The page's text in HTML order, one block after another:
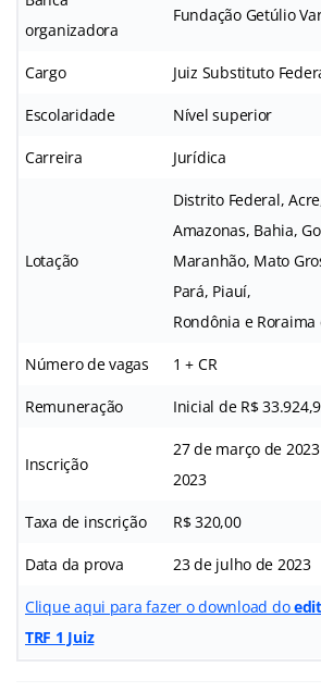
organizadora
Fundação Getúlio
Cargo Juiz Substituto
Escolaridade Nível superior
Carreira Jurídica
Lotação
Distrito Federal,
Amazonas, Bahia,
Maranhão, Mato
Pará, Piauí,
Rondônia e Roraima
Número de vagas 1 + CR
Remuneração Inicial de R$
Inscrição
27 de março de
2023
Taxa de inscrição R$ 320,00
Data da prova 23 de julho de 2023
Clique aqui para fazer o download do
TRF 1 Juiz